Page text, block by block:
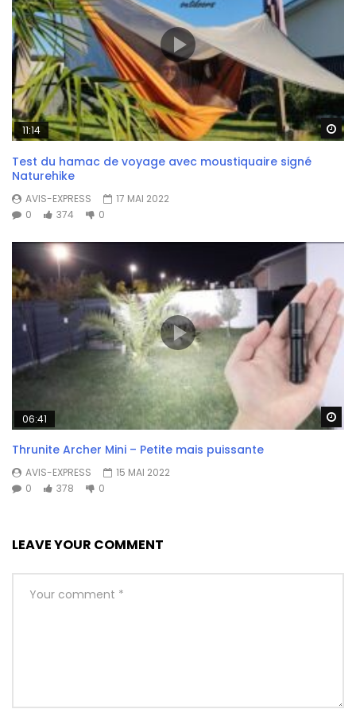
11:14
Test du hamac de voyage avec moustiquaire signé
Naturehike
AVIS-EXPRESS
17 MAI 2022
0
374 0
06:41
Thrunite Archer Mini – Petite mais puissante
AVIS-EXPRESS
15 MAI 2022
0
378 0
LEAVE YOUR COMMENT